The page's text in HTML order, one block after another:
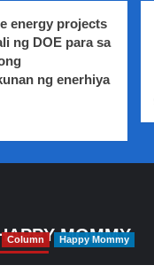
energy projects
ng DOE para sa
ng enerhiya
MOMMY
Column Happy Mommy